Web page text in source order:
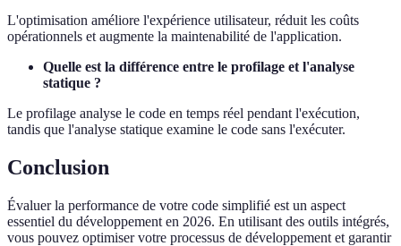
L'optimisation améliore l'expérience utilisateur, réduit les coûts
opérationnels et augmente la maintenabilité de l'application.
Quelle est la différence entre le profilage et l'analyse
statique ?
Le profilage analyse le code en temps réel pendant l'exécution,
tandis que l'analyse statique examine le code sans l'exécuter.
Conclusion
Évaluer la performance de votre code simplifié est un aspect
essentiel du développement en 2026. En utilisant des outils intégrés,
vous pouvez optimiser votre processus de développement et garantir